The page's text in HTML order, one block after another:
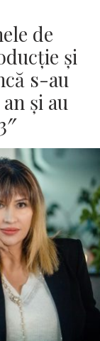
de
şi
s-au
şi au